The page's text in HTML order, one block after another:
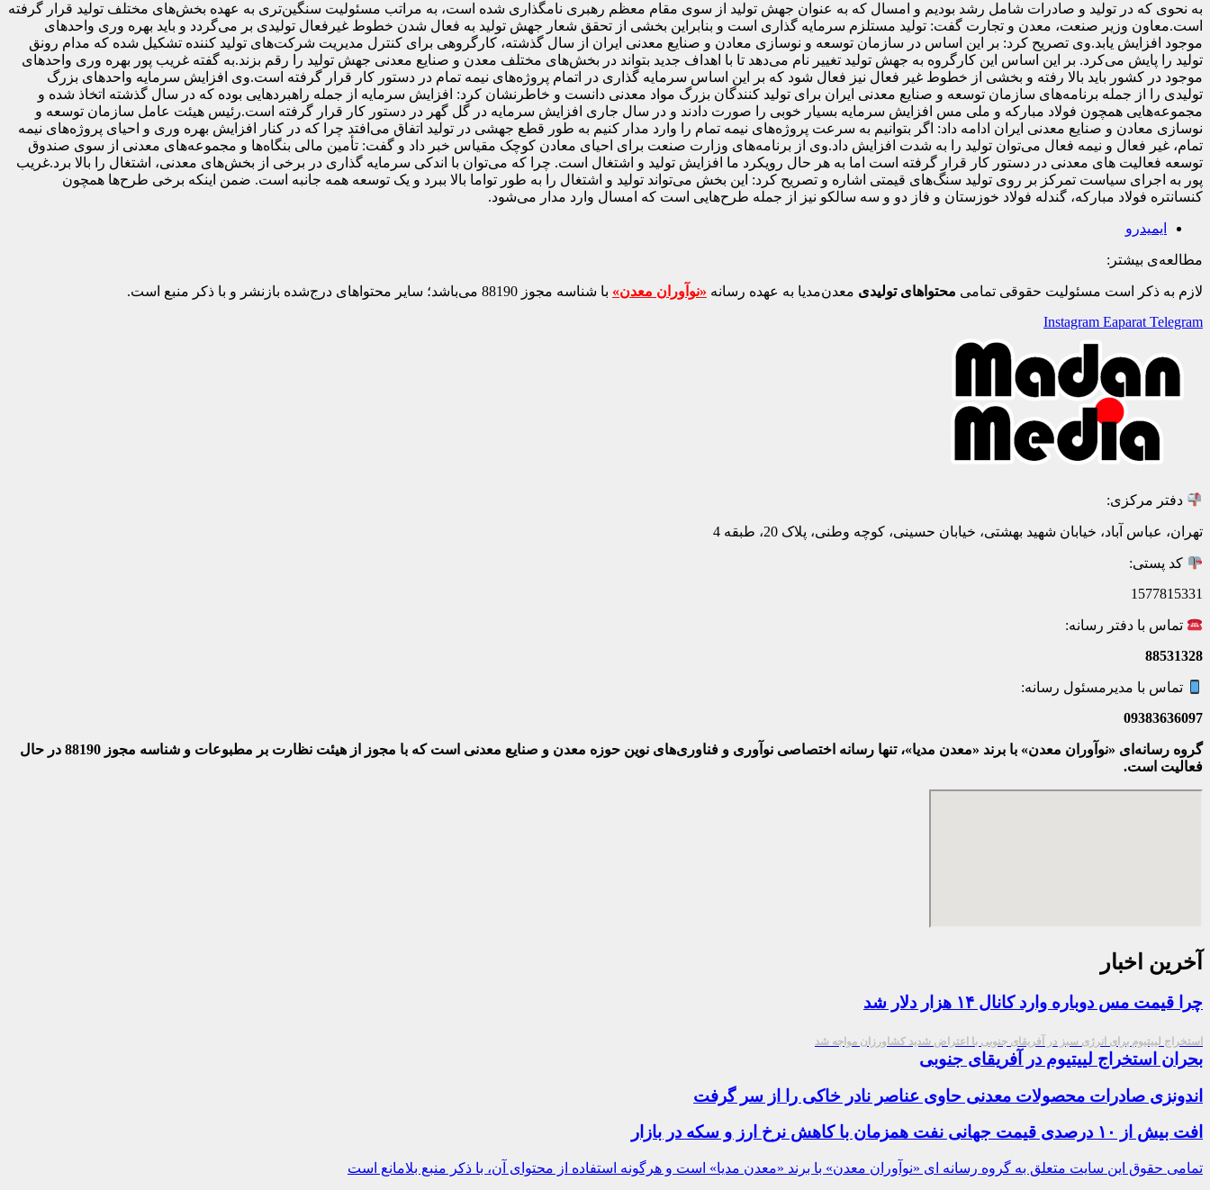
به نحوی که در تولید و صادرات شامل رشد بودیم و امسال که به عنوان جهش تولید از سوی مقام معظم رهبری نامگذاری شده است، به مراتب مسئولیت سنگین‌تری به عهده بخش‌های مختلف تولید قرار گرفته
است.معاون وزیر صنعت، معدن و تجارت گفت: تولید مستلزم سرمایه گذاری است و بنابراین بخشی از تحقق شعار جهش تولید به فعال شدن خطوط غیرفعال تولیدی بر می‌گردد و باید بهره وری واحدهای
موجود افزایش یابد.وی تصریح کرد: بر این اساس در سازمان توسعه و نوسازی معادن و صنایع معدنی ایران از سال گذشته، کارگروهی برای کنترل مدیریت شرکت‌های تولید کننده تشکیل شده که مدام رونق
تولید را پایش می‌کرد. بر این اساس این کارگروه به جهش تولید تغییر نام می‌دهد تا با اهداف جدید بتواند در بخش‌های مختلف معدن و صنایع معدنی جهش تولید را رقم بزند.به گفته غریب پور بهره وری واحدهای
موجود در کشور باید بالا رفته و بخشی از خطوط غیر فعال نیز فعال شود که بر این اساس سرمایه گذاری در اتمام پروژه‌های نیمه تمام در دستور کار قرار گرفته است.وی افزایش سرمایه واحدهای بزرگ
تولیدی را از جمله برنامه‌های سازمان توسعه و صنایع معدنی ایران برای تولید کنندگان بزرگ مواد معدنی دانست و خاطرنشان کرد: افزایش سرمایه از جمله راهبردهایی بوده که در سال گذشته اتخاذ شده و
مجموعه‌هایی همچون فولاد مبارکه و ملی مس افزایش سرمایه بسیار خوبی را صورت دادند و در سال جاری افزایش سرمایه در گل گهر در دستور کار قرار گرفته است.رئیس هیئت عامل سازمان توسعه و
نوسازی معادن و صنایع معدنی ایران ادامه داد: اگر بتوانیم به سرعت پروژه‌های نیمه تمام را وارد مدار کنیم به طور قطع جهشی در تولید اتفاق می‌افتد چرا که در کنار افزایش بهره وری و احیای پروژه‌های نیمه
تمام، غیر فعال و نیمه فعال می‌توان تولید را به شدت افزایش داد.وی از برنامه‌های وزارت صنعت برای احیای معادن کوچک مقیاس خبر داد و گفت: تأمین مالی بنگاه‌ها و مجموعه‌های معدنی از سوی صندوق
توسعه فعالیت های معدنی در دستور کار قرار گرفته است اما به هر حال رویکرد ما افزایش تولید و اشتغال است. چرا که می‌توان با اندکی سرمایه گذاری در برخی از بخش‌های معدنی، اشتغال را بالا برد.غریب
پور به اجرای سیاست تمرکز بر روی تولید سنگ‌های قیمتی اشاره و تصریح کرد: این بخش می‌تواند تولید و اشتغال را به طور تواما بالا ببرد و یک توسعه همه جانبه است. ضمن اینکه برخی طرح‌ها همچون
کنسانتره فولاد مبارکه، گندله فولاد خوزستان و فاز دو و سه سالکو نیز از جمله طرح‌هایی است که امسال وارد مدار می‌شود.
ایمیدرو
مطالعه‌ی بیشتر:
لازم به ذکر است مسئولیت حقوقی تمامی محتواهای تولیدی معدن‌مدیا به عهده رسانه «نوآوران معدن» با شناسه مجوز 88190 می‌باشد؛ سایر محتواهای درج‌شده بازنشر و با ذکر منبع است.
Instagram Eaparat Telegram
دفتر مرکزی:
تهران، عباس آباد، خیابان شهید بهشتی، خیابان حسینی، کوچه وطنی، پلاک 20، طبقه 4
کد پستی:
1577815331
تماس با دفتر رسانه:
88531328
تماس با مدیرمسئول رسانه:
09383636097
گروه رسانه‌ای «نوآوران معدن» با برند «معدن مدیا»، تنها رسانه اختصاصی نوآوری و فناوری‌های نوین حوزه معدن و صنایع معدنی‌ است که با مجوز از هیئت نظارت بر مطبوعات
و شناسه مجوز 88190 در حال
فعالیت است.
آخرین اخبار
چرا قیمت مس دوباره وارد کانال ۱۴ هزار دلار شد
استخراج لییتیوم برای انرژی سبز در آفریقای جنوبی با اعتراض شدید کشاورزان مواجه شد
بحران استخراج لییتیوم در آفریقای جنوبی
اندونزی صادرات محصولات معدنی حاوی عناصر نادر خاکی را از سر گرفت
افت بیش از ۱۰ درصدی قیمت جهانی نفت همزمان با کاهش نرخ ارز و سکه در بازار
تمامی حقوق این سایت متعلق به گروه رسانه ای «نوآوران معدن» با برند «معدن مدیا» است و هرگونه استفاده از محتوای آن، با ذکر منبع بلامانع است